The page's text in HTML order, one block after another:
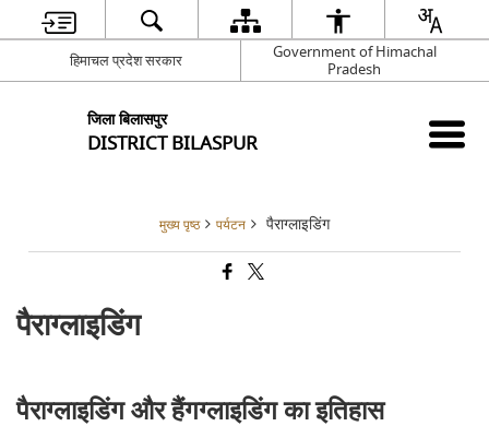
हिमाचल प्रदेश सरकार
Government of Himachal
Pradesh
जिला बिलासपुर
DISTRICT BILASPUR
मुख्य पृष्ठ पर्यटन पैराग्लाइडिंग
पैराग्लाइडिंग
पैराग्लाइडिंग और हैंगग्लाइडिंग का इतिहास